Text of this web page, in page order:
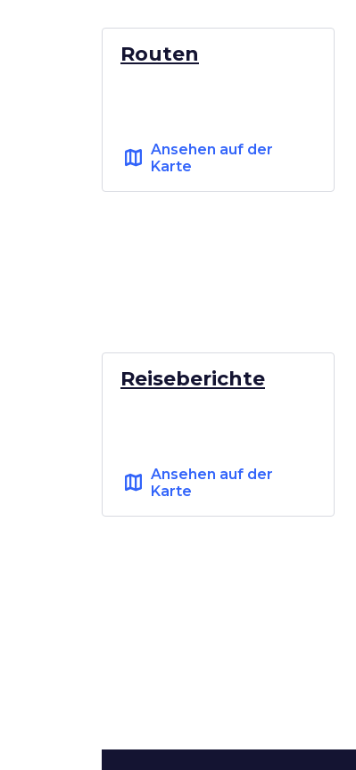
Routen
map Ansehen auf der
Karte
Reiseberichte
map Ansehen auf der
Karte